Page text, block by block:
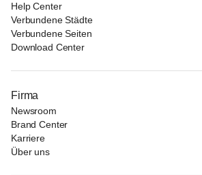
Help Center
Verbundene Städte
Verbundene Seiten
Download Center
Firma
Newsroom
Brand Center
Karriere
Über uns